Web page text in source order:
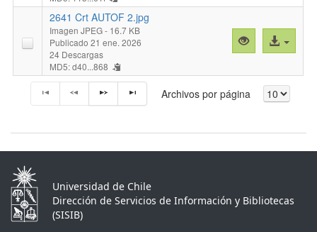
AUTOF
.jpg"
2641 Crt AUTOF 2.jpg
Imagen JPEG- 16.7 KB
Publicado 21 ene. 2026
24 Descargas
MD5: d40...868
Vista
previa
AUTOF
Acceso
al
Archivos por página
Universidad de Chile
Dirección de Servicios de Información y Bibliotecas
(SISIB)